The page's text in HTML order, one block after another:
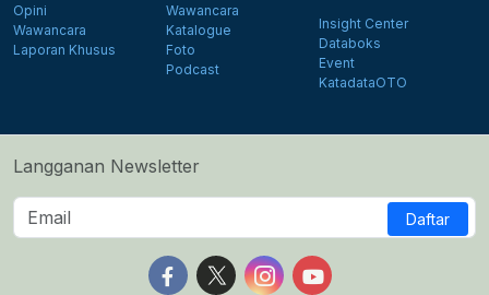
Opini
Wawancara
Laporan Khusus
Wawancara
Katalogue
Foto
Podcast
Insight Center
Databoks
Event
KatadataOTO
Langganan Newsletter
Daftar
Follow us on Facebook
Follow us on X
Follow us on Instagram
Follow us on